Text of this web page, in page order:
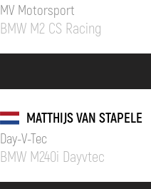
MV Motorsport
BMW M2 CS Racing
MATTHIJS VAN STAPELE
Day-V-Tec
BMW M240i Dayvtec